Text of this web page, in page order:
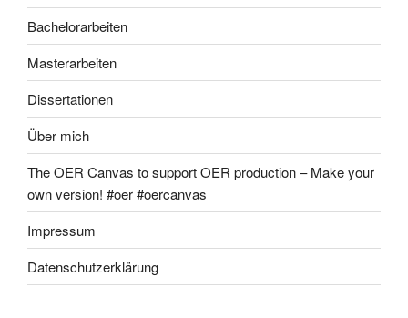
Bachelorarbeiten
Masterarbeiten
Dissertationen
Über mich
The OER Canvas to support OER production – Make your
own version! #oer #oercanvas
Impressum
Datenschutzerklärung